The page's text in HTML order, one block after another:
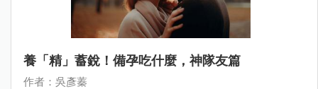
養「精」蓄銳！備孕吃什麼，神隊友篇
作者：吳彥蓁